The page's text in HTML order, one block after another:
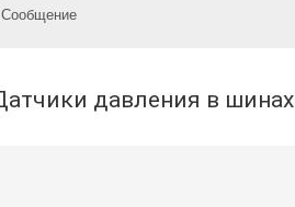
Сообщение
датчики давления в шинах